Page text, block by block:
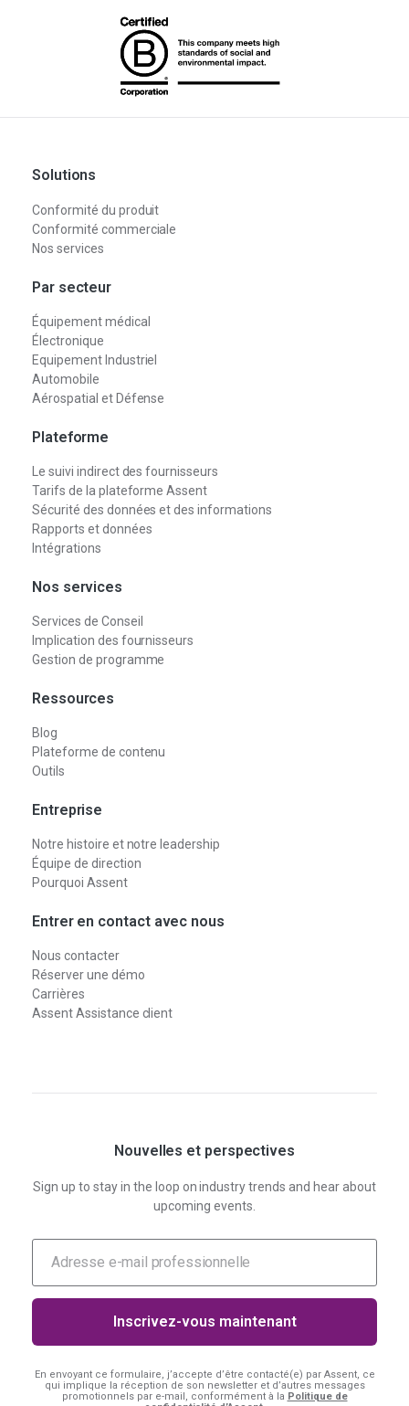
Solutions
Conformité du produit
Conformité commerciale
Nos services
Par secteur
Équipement médical
Électronique
Equipement Industriel
Automobile
Aérospatial et Défense
Plateforme
Le suivi indirect des fournisseurs
Tarifs de la plateforme Assent
Sécurité des données et des informations
Rapports et données
Intégrations
Nos services
Services de Conseil
Implication des fournisseurs
Gestion de programme
Ressources
Blog
Plateforme de contenu
Outils
Entreprise
Notre histoire et notre leadership
Équipe de direction
Pourquoi Assent
Entrer en contact avec nous
Nous contacter
Réserver une démo
Carrières
Assent Assistance client
Nouvelles et perspectives
Sign up to stay in the loop on industry trends and hear about
upcoming events.
En envoyant ce formulaire, j’accepte d’être contacté(e) par Assent, ce
qui implique la réception de son newsletter et d’autres messages
promotionnels par e-mail, conformément à la Politique de